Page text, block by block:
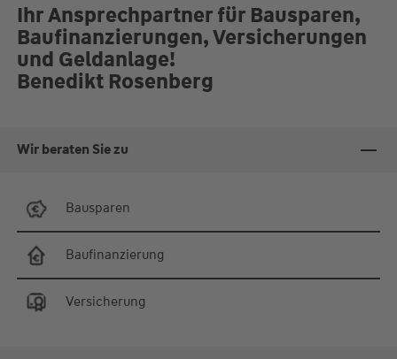
Ihr Ansprechpartner für Bausparen,
Baufinanzierungen, Versicherungen
und Geldanlage!
Benedikt Rosenberg
Wir beraten Sie zu
Bausparen
Baufinanzierung
Versicherung